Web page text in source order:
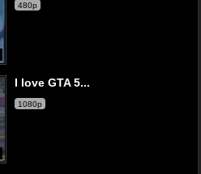
480p
I love GTA 5...
1080p